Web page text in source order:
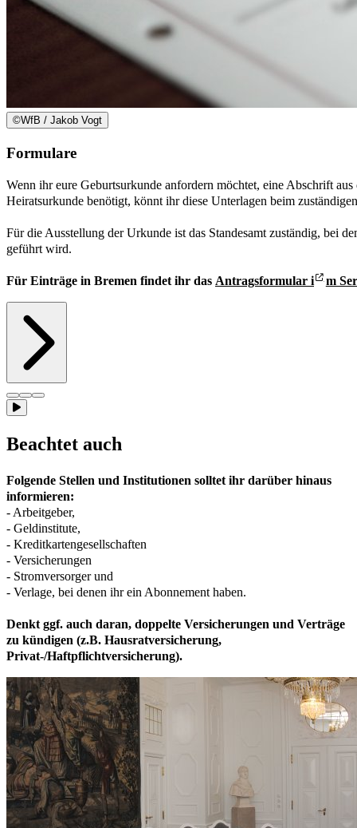
©WfB / Jakob Vogt
Formulare
Wenn ihr eure Geburtsurkunde anfordern möchtet, eine Abschrift
Heiratsurkunde benötigt, könnt ihr diese Unterlagen beim
Für die Ausstellung der Urkunde ist das Standesamt zuständig, bei
geführt wird.
Für Einträge in Bremen findet ihr das Antragsformular i m
Beachtet auch
Folgende Stellen und Institutionen solltet ihr darüber hinaus
informieren:
- Arbeitgeber,
- Geldinstitute,
- Kreditkartengesellschaften
- Versicherungen
- Stromversorger und
- Verlage, bei denen ihr ein Abonnement haben.
Denkt ggf. auch daran, doppelte Versicherungen und Verträge
zu kündigen (z.B. Hausratversicherung,
Privat-/Haftpflichtversicherung).